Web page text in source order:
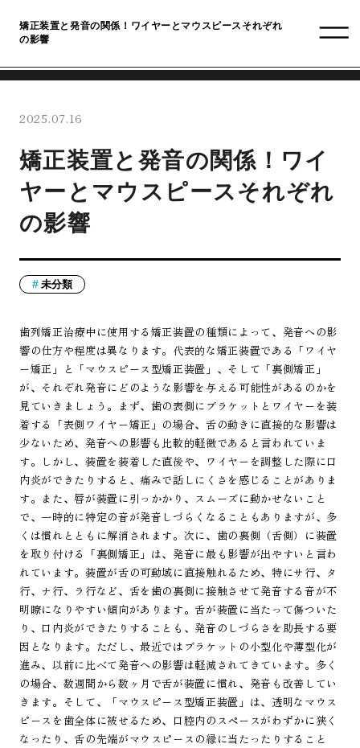
矯正装置と発音の関係！ワイヤーとマウスピースそれぞれ
の影響
2025.07.16
矯正装置と発音の関係！ワイ
ヤーとマウスピースそれぞれ
の影響
未分類
歯列矯正治療中に使用する矯正装置の種類によって、発音への影
響の仕方や程度は異なります。代表的な矯正装置である「ワイヤ
ー矯正」と「マウスピース型矯正装置」、そして「裏側矯正」
が、それぞれ発音にどのような影響を与える可能性があるのかを
見ていきましょう。まず、歯の表側にブラケットとワイヤーを装
着する「表側ワイヤー矯正」の場合、舌の動きに直接的な影響は
少ないため、発音への影響も比較的軽微であると言われていま
す。しかし、装置を装着した直後や、ワイヤーを調整した際に口
内炎ができたりすると、痛みで話しにくさを感じることがありま
す。また、唇が装置に引っかかり、スムーズに動かせないこと
で、一時的に特定の音が発音しづらくなることもありますが、多
くは慣れとともに解消されます。次に、歯の裏側（舌側）に装置
を取り付ける「裏側矯正」は、発音に最も影響が出やすいと言わ
れています。装置が舌の可動域に直接触れるため、特にサ行、タ
行、ナ行、ラ行など、舌を歯の裏側に接触させて発音する音が不
明瞭になりやすい傾向があります。舌が装置に当たって傷ついた
り、口内炎ができたりすることも、発音のしづらさを助長する要
因となります。ただし、最近ではブラケットの小型化や薄型化が
進み、以前に比べて発音への影響は軽減されてきています。多く
の場合、数週間から数ヶ月で舌が装置に慣れ、発音も改善してい
きます。そして、「マウスピース型矯正装置」は、透明なマウス
ピースを歯全体に被せるため、口腔内のスペースがわずかに狭く
なったり、舌の先端がマウスピースの縁に当たったりすること